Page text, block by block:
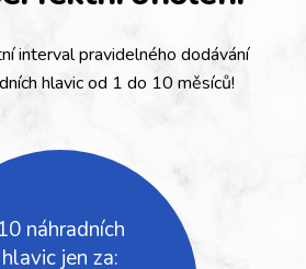
interval pravidelného dodávání
hlavic od 1 do 10 měsíců!
10 náhradních
hlavic jen za: